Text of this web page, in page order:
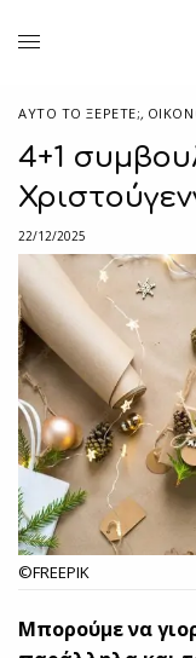
ΑΥΤΌ ΤΟ ΞΈΡΕΤΕ;,
4+1
22/12/2025
©FREEPIK
Μπορούμε να